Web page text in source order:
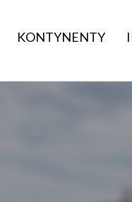
KONTYNENTY